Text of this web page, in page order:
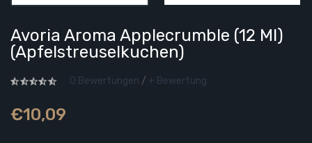
Avoria Aroma Applecrumble (12 Ml)
(Apfelstreuselkuchen)
0 Bewertungen / + Bewertung
€10,09